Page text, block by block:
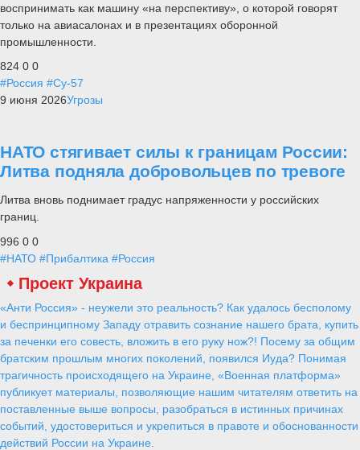
воспринимать как машину «на перспективу», о которой говорят
только на авиасалонах и в презентациях оборонной
промышленности.
824 0 0
#Россия #Су-57
9 июня 2026Угрозы
НАТО стягивает силы к границам России:
Литва подняла добровольцев по тревоге
Литва вновь поднимает градус напряженности у российских
границ.
996 0 0
#НАТО #Прибалтика #Россия
Проект Украина
«Анти Россия» - неужели это реальность? Как удалось бесполому
и беспринципному Западу отравить сознание нашего брата, купить
за печенки его совесть, вложить в его руку нож?! Посему за общим
братским прошлым многих поколений, появился Иуда? Понимая
трагичность происходящего на Украине, «Военная платформа»
публикует материалы, позволяющие нашим читателям ответить на
поставленные выше вопросы, разобраться в истинных причинах
событий, удостовериться и укрепиться в правоте и обоснованности
действий России на Украине.